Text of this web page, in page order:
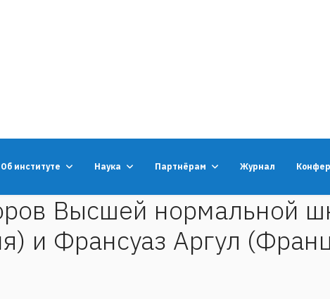
Об институте Наука Партнёрам Журнал
Высшей нормальной
и Франсуаз Аргул